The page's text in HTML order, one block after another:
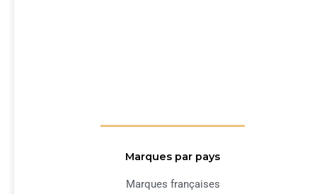
Marques par pays
Marques françaises